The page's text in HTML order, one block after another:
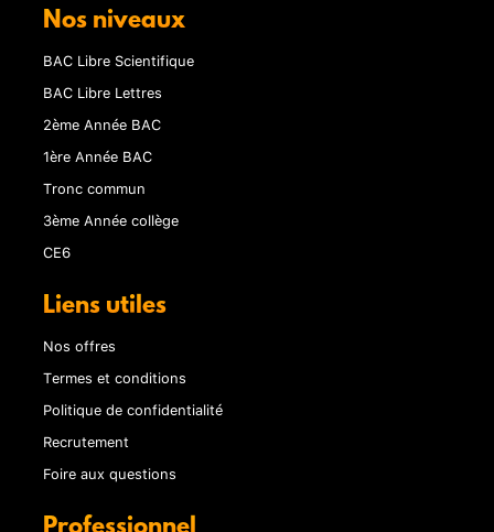
Nos niveaux
BAC Libre Scientifique
BAC Libre Lettres
2ème Année BAC
1ère Année BAC
Tronc commun
3ème Année collège
CE6
Liens utiles
Nos offres
Termes et conditions
Politique de confidentialité
Recrutement
Foire aux questions